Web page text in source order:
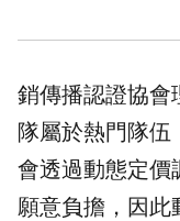
銷傳播認證協會
隊屬於熱門隊
會透過動態定價
願意負擔，因此